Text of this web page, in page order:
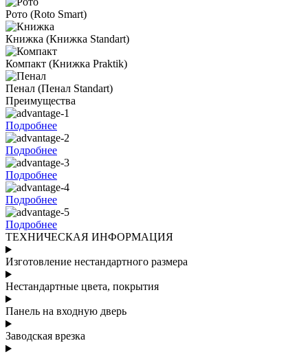
Рото (Roto Smart)
Книжка (Книжка Standart)
Компакт (Книжка Praktik)
Пенал (Пенал Standart)
Преимущества
Подробнее
Подробнее
Подробнее
Подробнее
Подробнее
ТЕХНИЧЕСКАЯ ИНФОРМАЦИЯ
Изготовление нестандартного размера
Нестандартные цвета, покрытия
Панель на входную дверь
Заводская врезка